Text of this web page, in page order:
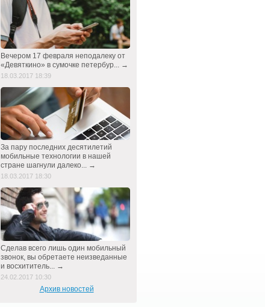
Вечером 17 февраля неподалеку от
«Девяткино» в сумочке петербур... →
18.03.2017 18:39
За пару последних десятилетий
мобильные технологии в нашей
стране шагнули далеко... →
18.03.2017 18:30
Сделав всего лишь один мобильный
звонок, вы обретаете неизведанные
и восхититель... →
24.02.2017 10:30
Архив новостей